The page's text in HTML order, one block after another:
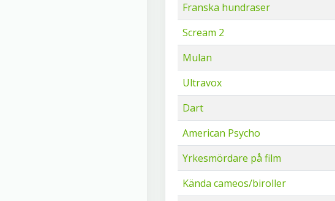
Franska hundraser
Scream 2
Mulan
Ultravox
Dart
American Psycho
Yrkesmördare på film
Kända cameos/biroller